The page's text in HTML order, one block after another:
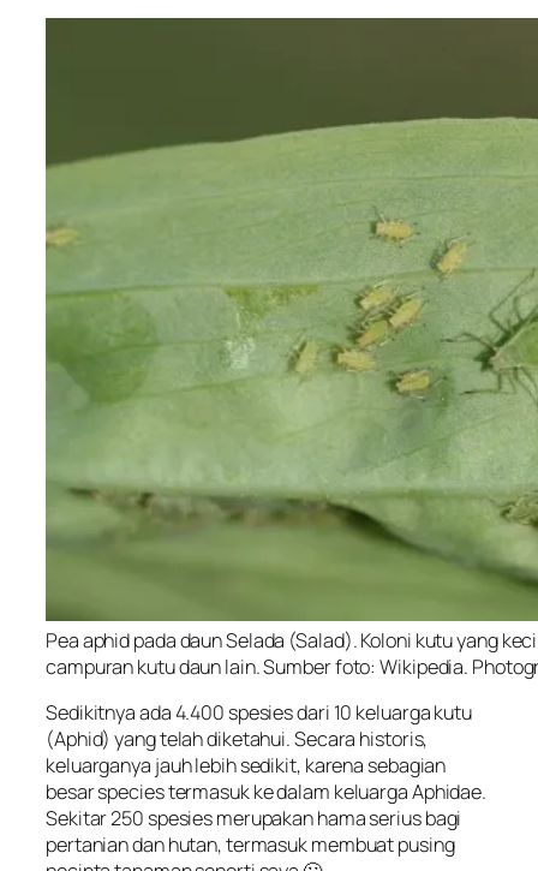
Pea aphid pada daun Selada (Salad). Koloni kutu yang
campuran kutu daun lain. Sumber foto: Wikipedia.
Sedikitnya ada 4.400 spesies dari 10 keluarga kutu
(Aphid) yang telah diketahui. Secara historis,
keluarganya jauh lebih sedikit, karena sebagian
besar species termasuk ke dalam keluarga Aphidae.
Sekitar 250 spesies merupakan hama serius bagi
pertanian dan hutan, termasuk membuat pusing